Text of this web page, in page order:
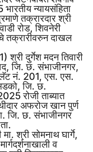
न्यायसंहिता
तक्रारदार श्री
रोड, शिवनेरी
तक्रारीवरुन दाखल
श्री दुर्गेश मदन तिवारी
जि. छ. संभाजीनगर,
नं. 201, एस. एस.
जि. छ.
रोजी ताब्यात
अफरोज खान पुर्ण
जि. छ. संभाजीनगर
श्री सोमनाथ घार्गे,
व